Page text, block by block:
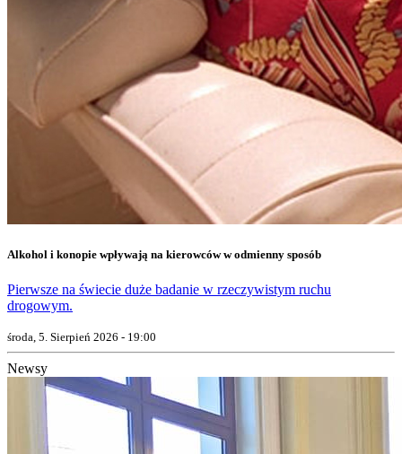
Alkohol i konopie wpływają na kierowców w odmienny sposób
Pierwsze na świecie duże badanie w rzeczywistym ruchu
drogowym.
środa, 5. Sierpień 2026 - 19:00
Newsy